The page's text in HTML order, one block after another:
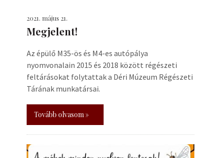
2021. május 21.
Megjelent!
Az épülő M35-ös és M4-es autópálya
nyomvonalain 2015 és 2018 között régészeti
feltárásokat folytattak a Déri Múzeum Régészeti
Tárának munkatársai.
Tovább olvasom »